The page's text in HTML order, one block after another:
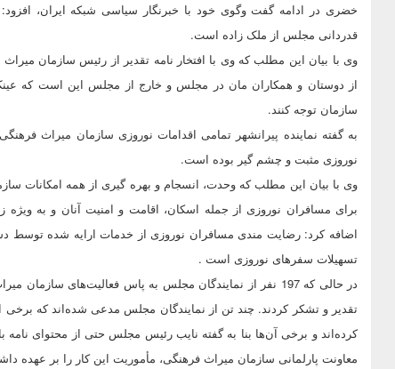
خضری در ادامه گفت وگوی خود با خبرنگار سیاسی شبکه ایران،
قدردانی مجلس از ملک زاده است.
وی با بیان این مطلب که وی با افتخار نامه تقدیر از رئیس سازمان
از دوستان و همکاران مان در مجلس و خارج از مجلس این است که عینک
سازمان توجه کنند.
به گفته نماینده پیرانشهر تمامی اقدامات نوروزی سازمان میراث
نوروزی مثبت و چشم گیر بوده است.
وی با بیان این مطلب که وحدت، انسجام و بهره گیری از همه امکانات
برای مسافران نوروزی از جمله اسکان، اقامت و امنیت آنان و به
اضافه کرد: رضایت مندی مسافران نوروزی از خدمات ارایه شده توسط
تسهیلات سفرهای نوروزی است .
در حالی که 197 نفر از نمایندگان مجلس به پاس فعالیت‌های
تقدیر و تشکر کردند. چند تن از نمایندگان مجلس مدعی شده‌اند که برخی
کرده‌اند و برخی آن‌ها بنا به گفته نایب رئیس مجلس حتی از محتوای
معاونت پارلمانی سازمان میراث فرهنگی، مأموریت این کار را بر عهده